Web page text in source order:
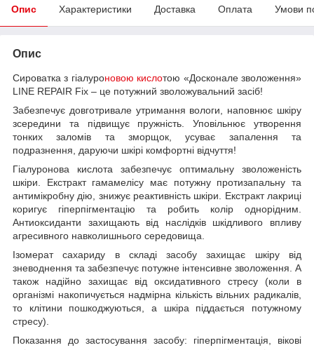
Опис Характеристики Доставка Оплата Умови
Опис
Сироватка з гіалуроновою кислотою «Досконале зволоження»
LINE REPAIR Fix – це потужний зволожувальний засіб!
Забезпечує довготривале утримання вологи, наповнює шкіру
зсередини та підвищує пружність. Уповільнює утворення
тонких заломів та зморщок, усуває запалення та
подразнення, даруючи шкірі комфортні відчуття!
Гіалуронова кислота забезпечує оптимальну зволоженість
шкіри. Екстракт гамамелісу має потужну протизапальну та
антимікробну дію, знижує реактивність шкіри. Екстракт лакриці
коригує гіперпігментацію та робить колір однорідним.
Антиоксиданти захищають від наслідків шкідливого впливу
агресивного навколишнього середовища.
Ізомерат сахариду в складі засобу захищає шкіру від
зневоднення та забезпечує потужне інтенсивне зволоження. А
також надійно захищає від оксидативного стресу (коли в
організмі накопичується надмірна кількість вільних радикалів,
то клітини пошкоджуються, а шкіра піддається потужному
стресу).
Показання до застосування засобу: гіперпігментація, вікові